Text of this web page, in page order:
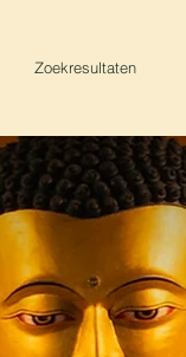
Zoekresultaten